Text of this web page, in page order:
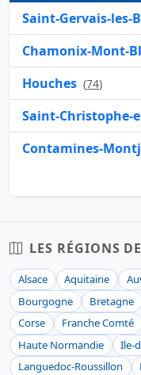
Saint-Gervais-les-
Chamonix-Mont-
Houches (74)
Saint-Christophe-
Contamines-
LES RÉGIONS
Alsace Aquitaine
Bourgogne
Bretagne
Corse
Franche Comté
Haute Normandie
Ile-
Languedoc-Roussillon